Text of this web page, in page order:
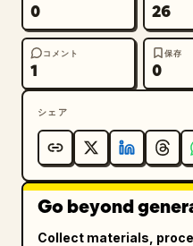
0 26
コメント
1
保存
0
シェア
Go beyond
Collect materials,